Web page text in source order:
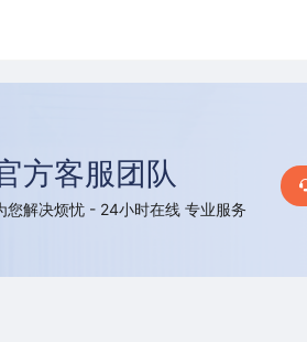
方客服团队
您解决烦忧 - 24小时在线 专业服务